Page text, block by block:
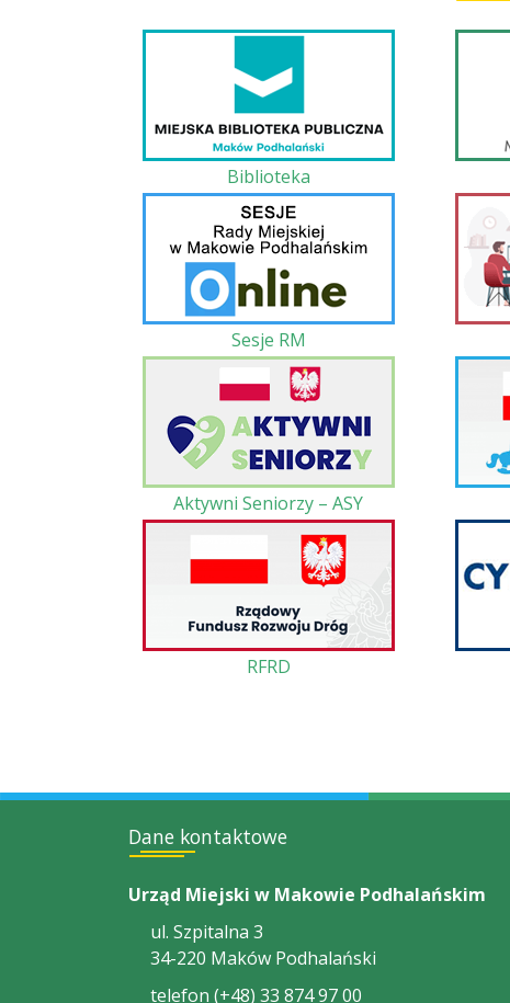
Biblioteka
Sesje RM
Aktywni Seniorzy – ASY
RFRD
Dane kontaktowe
Urząd Miejski w Makowie Podhalańskim
ul. Szpitalna 3
34-220 Maków Podhalański
telefon (+48) 33 874 97 00